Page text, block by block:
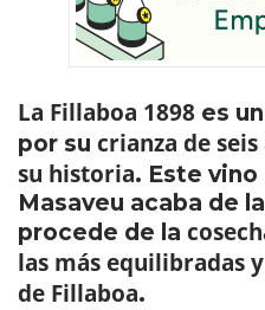
La Fillaboa 1898 es un
por su crianza de
su historia. Este
Masaveu acaba de
procede de la
las más equilibradas
de Fillaboa.